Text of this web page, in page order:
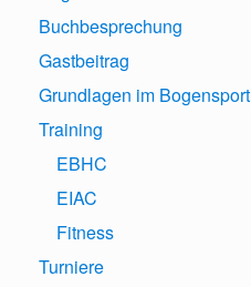
Buchbesprechung
Gastbeitrag
Grundlagen im Bogensport
Training
EBHC
EIAC
Fitness
Turniere